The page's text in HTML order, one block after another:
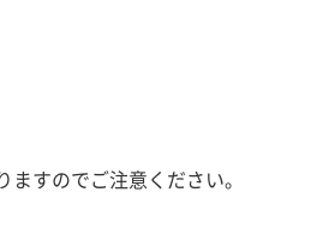
すのでご注意ください。